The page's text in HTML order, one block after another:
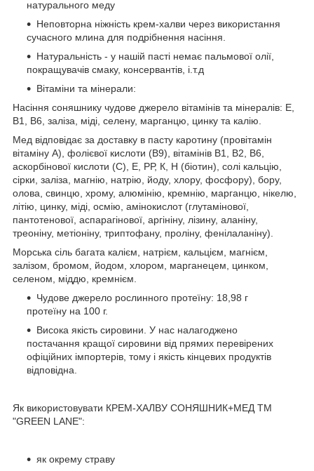
натурального меду
Неповторна ніжність крем-халви через використання
сучасного млина для подрібнення насіння.
Натуральність - у нашій пасті немає пальмової олії,
покращувачів смаку, консервантів, і.т.д
Вітаміни та мінерали:
Насіння соняшнику чудове джерело вітамінів та мінералів: Е,
В1, В6, заліза, міді, селену, марганцю, цинку та калію.
Мед відповідає за доставку в пасту каротину (провітамін
вітаміну А), фолієвої кислоти (B9), вітамінів B1, B2, B6,
аскорбінової кислоти (С), E, РР, К, Н (біотин), солі кальцію,
сірки, заліза, магнію, натрію, йоду, хлору, фосфору), бору,
олова, свинцю, хрому, алюмінію, кремнію, марганцю, нікелю,
літію, цинку, міді, осмію, амінокислот (глутамінової,
пантотенової, аспарагінової, аргініну, лізину, аланіну,
треоніну, метіоніну, триптофану, проліну, фенілаланіну).
Морська сіль багата калієм, натрієм, кальцієм, магнієм,
залізом, бромом, йодом, хлором, марганецем, цинком,
селеном, міддю, кремнієм.
Чудове джерело рослинного протеїну: 18,98 г
протеїну на 100 г.
Висока якість сировини. У нас налагоджено
постачання кращої сировини від прямих перевірених
офіційних імпортерів, тому і якість кінцевих продуктів
відповідна.
Як використовувати КРЕМ-ХАЛВУ СОНЯШНИК+МЕД TM
"GREEN LANE":
як окрему страву